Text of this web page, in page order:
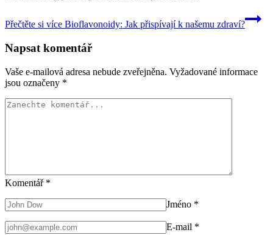
Přečtěte si více Bioflavonoidy: Jak přispívají k našemu zdraví?
Napsat komentář
Vaše e-mailová adresa nebude zveřejněna. Vyžadované informace
jsou označeny *
Komentář *
Jméno *
E-mail *